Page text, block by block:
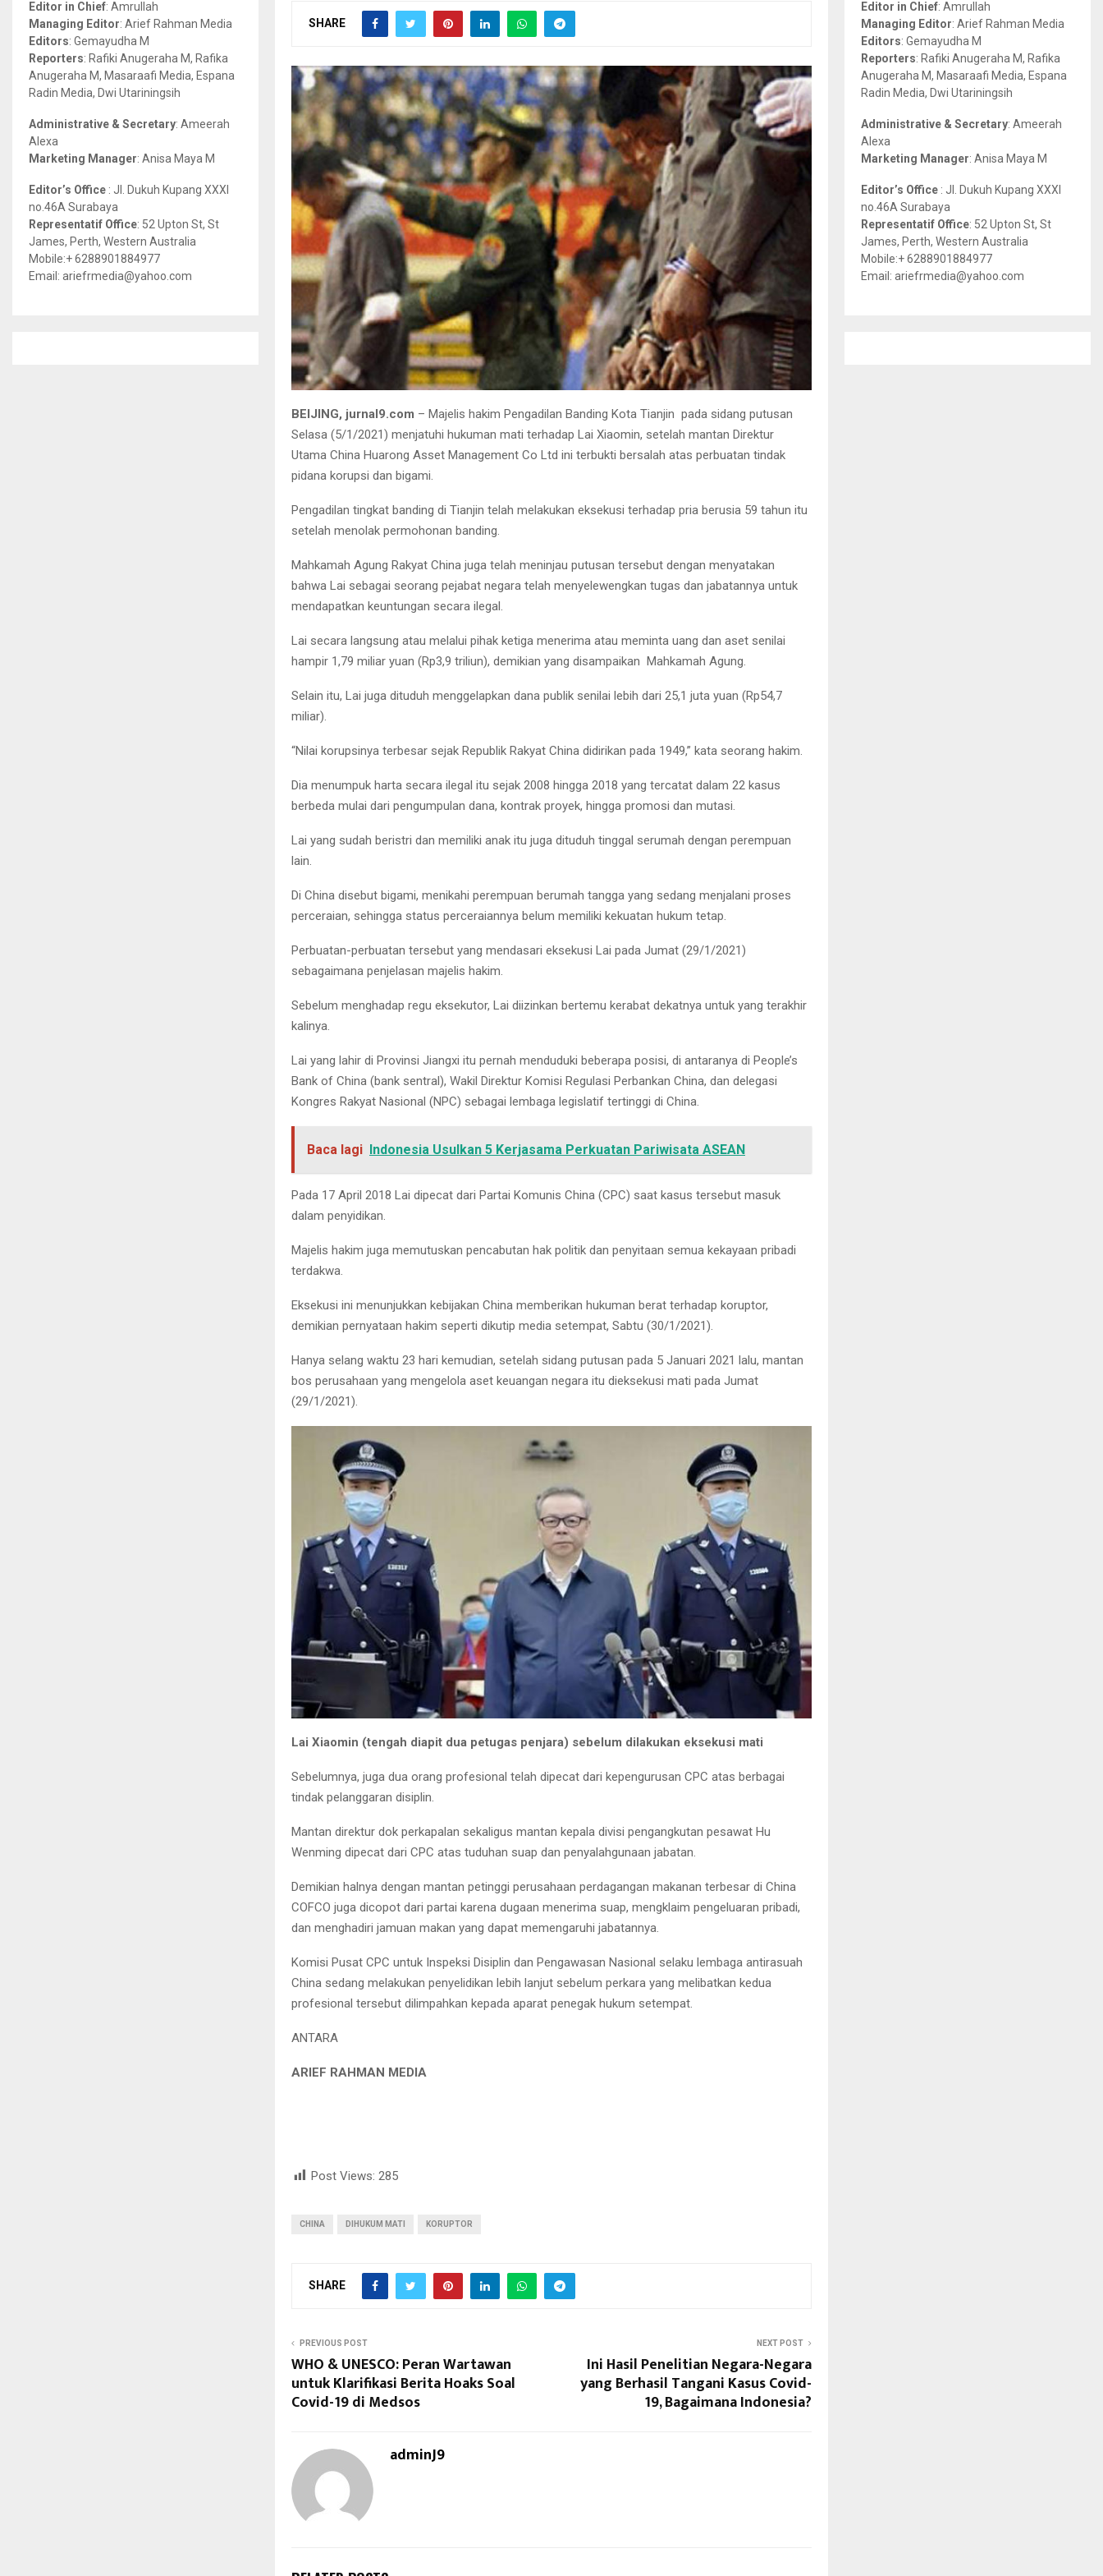
SHARE
BEIJING, jurnal9.com – Majelis hakim Pengadilan Banding Kota Tianjin pada sidang putusan
Selasa (5/1/2021) menjatuhi hukuman mati terhadap Lai Xiaomin, setelah mantan Direktur
Utama China Huarong Asset Management Co Ltd ini terbukti bersalah atas perbuatan tindak
pidana korupsi dan bigami.
Pengadilan tingkat banding di Tianjin telah melakukan eksekusi terhadap pria berusia 59 tahun itu
setelah menolak permohonan banding.
Mahkamah Agung Rakyat China juga telah meninjau putusan tersebut dengan menyatakan
bahwa Lai sebagai seorang pejabat negara telah menyelewengkan tugas dan jabatannya untuk
mendapatkan keuntungan secara ilegal.
Lai secara langsung atau melalui pihak ketiga menerima atau meminta uang dan aset senilai
hampir 1,79 miliar yuan (Rp3,9 triliun), demikian yang disampaikan Mahkamah Agung.
Selain itu, Lai juga dituduh menggelapkan dana publik senilai lebih dari 25,1 juta yuan (Rp54,7
miliar).
“Nilai korupsinya terbesar sejak Republik Rakyat China didirikan pada 1949,” kata seorang hakim.
Dia menumpuk harta secara ilegal itu sejak 2008 hingga 2018 yang tercatat dalam 22 kasus
berbeda mulai dari pengumpulan dana, kontrak proyek, hingga promosi dan mutasi.
Lai yang sudah beristri dan memiliki anak itu juga dituduh tinggal serumah dengan perempuan
lain.
Di China disebut bigami, menikahi perempuan berumah tangga yang sedang menjalani proses
perceraian, sehingga status perceraiannya belum memiliki kekuatan hukum tetap.
Perbuatan-perbuatan tersebut yang mendasari eksekusi Lai pada Jumat (29/1/2021)
sebagaimana penjelasan majelis hakim.
Sebelum menghadap regu eksekutor, Lai diizinkan bertemu kerabat dekatnya untuk yang terakhir
kalinya.
Lai yang lahir di Provinsi Jiangxi itu pernah menduduki beberapa posisi, di antaranya di People’s
Bank of China (bank sentral), Wakil Direktur Komisi Regulasi Perbankan China, dan delegasi
Kongres Rakyat Nasional (NPC) sebagai lembaga legislatif tertinggi di China.
Baca lagi Indonesia Usulkan 5 Kerjasama Perkuatan Pariwisata ASEAN
Pada 17 April 2018 Lai dipecat dari Partai Komunis China (CPC) saat kasus tersebut masuk
dalam penyidikan.
Majelis hakim juga memutuskan pencabutan hak politik dan penyitaan semua kekayaan pribadi
terdakwa.
Eksekusi ini menunjukkan kebijakan China memberikan hukuman berat terhadap koruptor,
demikian pernyataan hakim seperti dikutip media setempat, Sabtu (30/1/2021).
Hanya selang waktu 23 hari kemudian, setelah sidang putusan pada 5 Januari 2021 lalu, mantan
bos perusahaan yang mengelola aset keuangan negara itu dieksekusi mati pada Jumat
(29/1/2021).
Lai Xiaomin (tengah diapit dua petugas penjara) sebelum dilakukan eksekusi mati
Sebelumnya, juga dua orang profesional telah dipecat dari kepengurusan CPC atas berbagai
tindak pelanggaran disiplin.
Mantan direktur dok perkapalan sekaligus mantan kepala divisi pengangkutan pesawat Hu
Wenming dipecat dari CPC atas tuduhan suap dan penyalahgunaan jabatan.
Demikian halnya dengan mantan petinggi perusahaan perdagangan makanan terbesar di China
COFCO juga dicopot dari partai karena dugaan menerima suap, mengklaim pengeluaran pribadi,
dan menghadiri jamuan makan yang dapat memengaruhi jabatannya.
Komisi Pusat CPC untuk Inspeksi Disiplin dan Pengawasan Nasional selaku lembaga antirasuah
China sedang melakukan penyelidikan lebih lanjut sebelum perkara yang melibatkan kedua
profesional tersebut dilimpahkan kepada aparat penegak hukum setempat.
ANTARA
ARIEF RAHMAN MEDIA
Post Views: 285
CHINA DIHUKUM MATI KORUPTOR
SHARE
PREVIOUS POST
WHO & UNESCO: Peran Wartawan
untuk Klarifikasi Berita Hoaks Soal
Covid-19 di Medsos
NEXT POST
Ini Hasil Penelitian Negara-Negara
yang Berhasil Tangani Kasus Covid-
19, Bagaimana Indonesia?
adminJ9
r
:
R
H
Editor in Chief: Amrullah
Managing Editor: Arief Rahman Media
Editors: Gemayudha M
Reporters: Rafiki Anugeraha M, Rafika
Anugeraha M, Masaraafi Media, Espana
Radin Media, Dwi Utariningsih
Administrative & Secretary: Ameerah
Alexa
Marketing Manager: Anisa Maya M
Editor’s Office : Jl. Dukuh Kupang XXXI
no.46A Surabaya
Representatif Office: 52 Upton St, St
James, Perth, Western Australia
Mobile:+ 6288901884977
Email: ariefrmedia@yahoo.com
r
:
R
H
Editor in Chief: Amrullah
Managing Editor: Arief Rahman Media
Editors: Gemayudha M
Reporters: Rafiki Anugeraha M, Rafika
Anugeraha M, Masaraafi Media, Espana
Radin Media, Dwi Utariningsih
Administrative & Secretary: Ameerah
Alexa
Marketing Manager: Anisa Maya M
Editor’s Office : Jl. Dukuh Kupang XXXI
no.46A Surabaya
Representatif Office: 52 Upton St, St
James, Perth, Western Australia
Mobile:+ 6288901884977
Email: ariefrmedia@yahoo.com